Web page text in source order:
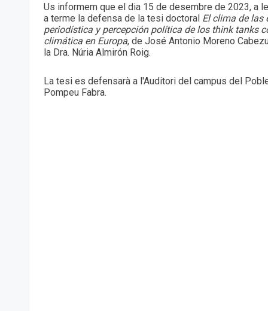
Us informem que el dia 15 de desembre de 2023, a
a terme la defensa de la tesi doctoral El clima de las
periodística y percepción política de los think tanks
climática en Europa, de José Antonio Moreno
la Dra. Núria Almirón Roig.
La tesi es defensarà a l'Auditori del campus del
Pompeu Fabra.